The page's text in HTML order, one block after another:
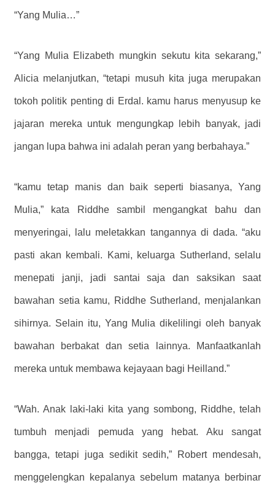
“Yang Mulia…”
“Yang Mulia Elizabeth mungkin sekutu kita sekarang,”
Alicia melanjutkan, “tetapi musuh kita juga merupakan
tokoh politik penting di Erdal. kamu harus menyusup ke
jajaran mereka untuk mengungkap lebih banyak, jadi
jangan lupa bahwa ini adalah peran yang berbahaya.”
“kamu tetap manis dan baik seperti biasanya, Yang
Mulia,” kata Riddhe sambil mengangkat bahu dan
menyeringai, lalu meletakkan tangannya di dada. “aku
pasti akan kembali. Kami, keluarga Sutherland, selalu
menepati janji, jadi santai saja dan saksikan saat
bawahan setia kamu, Riddhe Sutherland, menjalankan
sihirnya. Selain itu, Yang Mulia dikelilingi oleh banyak
bawahan berbakat dan setia lainnya. Manfaatkanlah
mereka untuk membawa kejayaan bagi Heilland.”
“Wah. Anak laki-laki kita yang sombong, Riddhe, telah
tumbuh menjadi pemuda yang hebat. Aku sangat
bangga, tetapi juga sedikit sedih,” Robert mendesah,
menggelengkan kepalanya sebelum matanya berbinar